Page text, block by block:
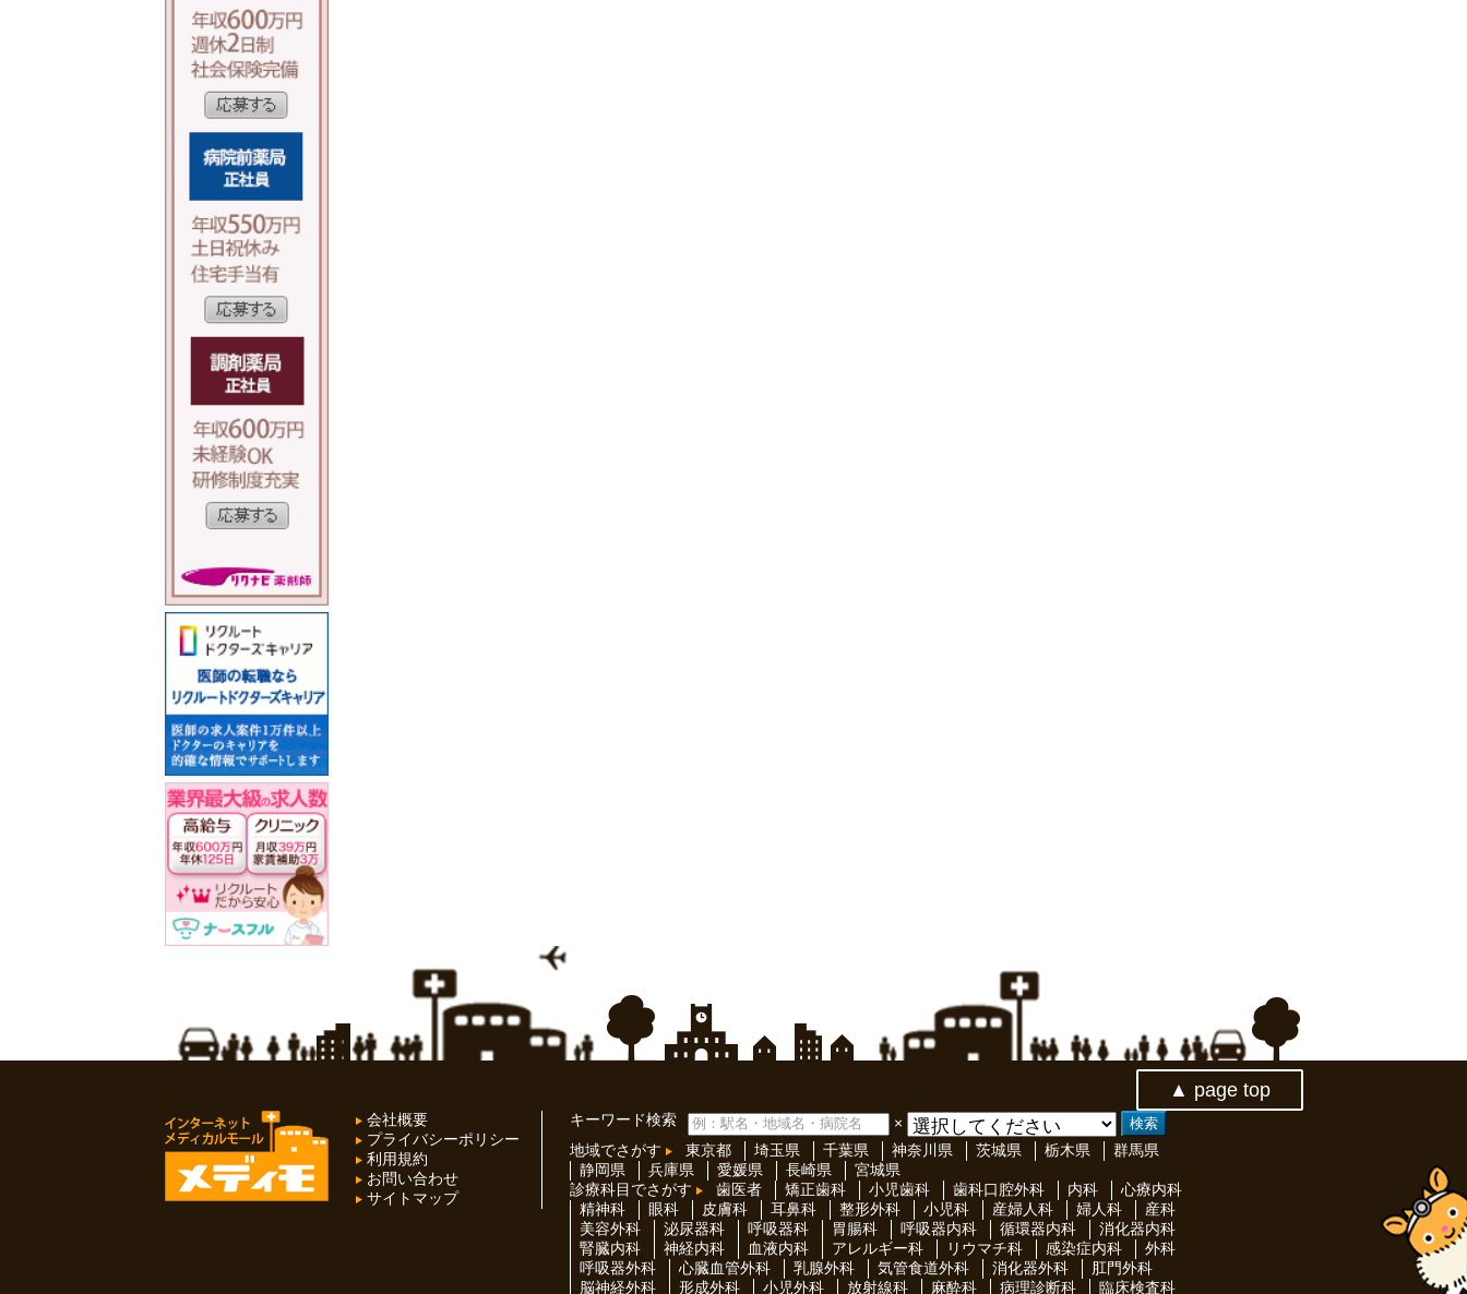
▲ page top
会社概要
プライバシーポリシー
利用規約
お問い合わせ
サイトマップ
キーワード検索
×
地域でさがす
東京都 埼玉県 千葉県 神奈川県 茨城県 栃木県
群馬県
静岡県
兵庫県 愛媛県 長崎県
宮城県
診療科目でさがす
歯医者 矯正歯科 小児歯科 歯科口腔外科 内科
心療内科
精神科
眼科 皮膚科 耳鼻科 整形外科 小児科 産婦人科 婦人科
産科
美容外科
泌尿器科 呼吸器科 胃腸科 呼吸器内科 循環器内科
消化器内科
腎臓内科
神経内科 血液内科 アレルギー科 リウマチ科 感染症内科
外科
呼吸器外科
心臓血管外科 乳腺外科 気管食道外科 消化器外科
肛門外科
脳神経外科
形成外科 小児外科 放射線科 麻酔科 病理診断科 臨床検査科